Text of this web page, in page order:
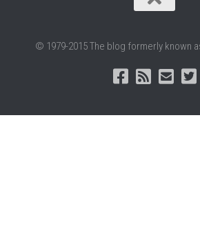
© 1979-2015 The blog formerly known